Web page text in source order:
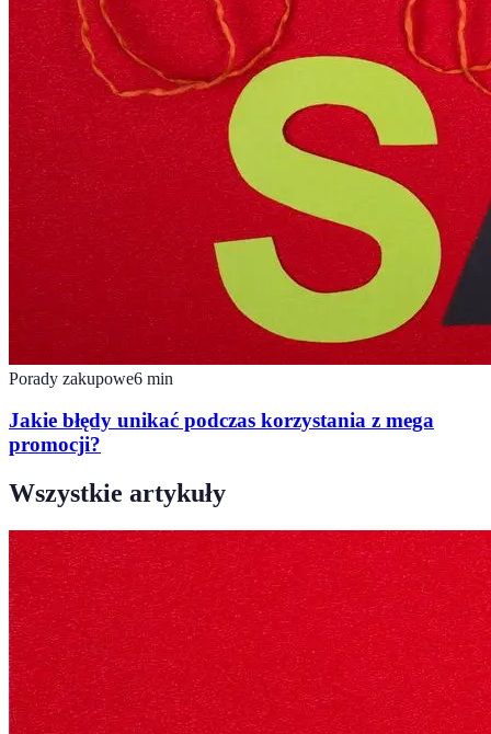
Porady zakupowe6 min
Jakie błędy unikać podczas korzystania z mega
promocji?
Wszystkie artykuły